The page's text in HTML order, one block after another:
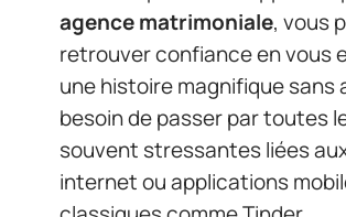
agence matrimoniale, vous
retrouver confiance en vous
une histoire magnifique sans
besoin de passer par toutes
souvent stressantes liées
internet ou applications